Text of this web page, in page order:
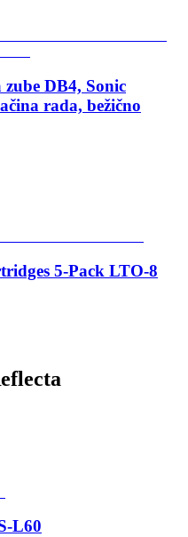
DB4, Sonic
rada, bežično
5-Pack LTO-8
L60